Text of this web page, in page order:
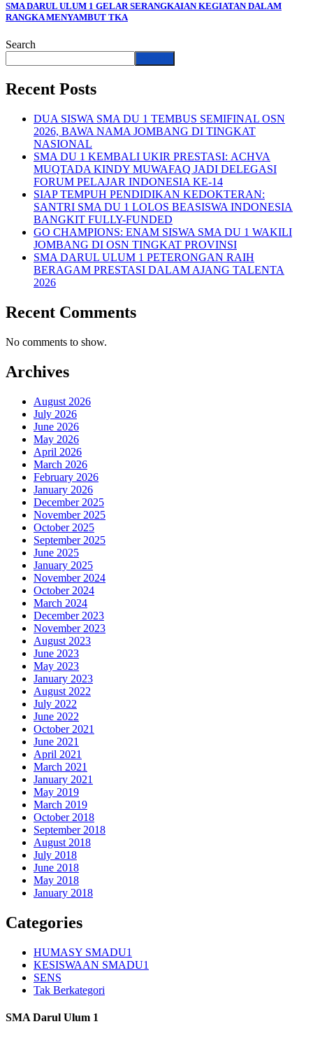
SMA DARUL ULUM 1 GELAR SERANGKAIAN KEGIATAN DALAM
RANGKA MENYAMBUT TKA
Search
Recent Posts
DUA SISWA SMA DU 1 TEMBUS SEMIFINAL OSN
2026, BAWA NAMA JOMBANG DI TINGKAT
NASIONAL
SMA DU 1 KEMBALI UKIR PRESTASI: ACHVA
MUQTADA KINDY MUWAFAQ JADI DELEGASI
FORUM PELAJAR INDONESIA KE-14
SIAP TEMPUH PENDIDIKAN KEDOKTERAN:
SANTRI SMA DU 1 LOLOS BEASISWA INDONESIA
BANGKIT FULLY-FUNDED
GO CHAMPIONS: ENAM SISWA SMA DU 1 WAKILI
JOMBANG DI OSN TINGKAT PROVINSI
SMA DARUL ULUM 1 PETERONGAN RAIH
BERAGAM PRESTASI DALAM AJANG TALENTA
2026
Recent Comments
No comments to show.
Archives
August 2026
July 2026
June 2026
May 2026
April 2026
March 2026
February 2026
January 2026
December 2025
November 2025
October 2025
September 2025
June 2025
January 2025
November 2024
October 2024
March 2024
December 2023
November 2023
August 2023
June 2023
May 2023
January 2023
August 2022
July 2022
June 2022
October 2021
June 2021
April 2021
March 2021
January 2021
May 2019
March 2019
October 2018
September 2018
August 2018
July 2018
June 2018
May 2018
January 2018
Categories
HUMASY SMADU1
KESISWAAN SMADU1
SENS
Tak Berkategori
SMA Darul Ulum 1